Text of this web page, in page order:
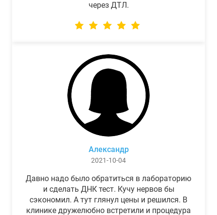
через ДТЛ.
Александр
2021-10-04
Давно надо было обратиться в лабораторию
и сделать ДНК тест. Кучу нервов бы
сэкономил. А тут глянул цены и решился. В
клинике дружелюбно встретили и процедура